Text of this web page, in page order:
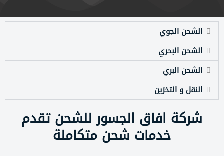
الشحن الجوي
الشحن البحري
الشحن البري
النقل و التخزين
شركة افاق الجسور للشحن تقدم
خدمات شحن متكاملة